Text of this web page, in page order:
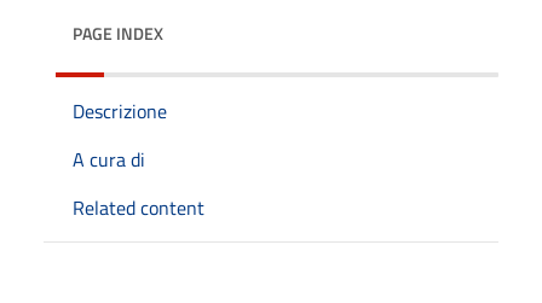
PAGE INDEX
Descrizione
A cura di
Related content